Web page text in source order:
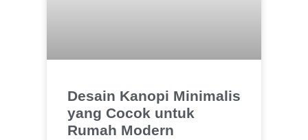
Desain Kanopi Minimalis
yang Cocok untuk
Rumah Modern